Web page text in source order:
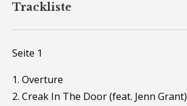
Trackliste
Seite 1
1. Overture
2. Creak In The Door (feat. Jenn Grant)